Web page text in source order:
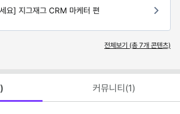
요] 지그재그 CRM 마케터 편
전체보기 (총 7개 콘텐츠)
) 커뮤니티(1)